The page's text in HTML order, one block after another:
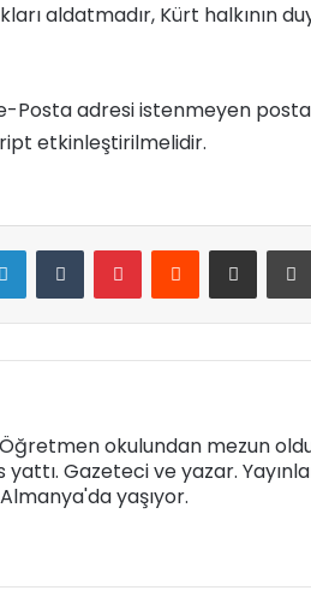
aldatmadır, Kürt halkının
Posta adresi istenmeyen
etkinleştirilmelidir.
LinkedIn
okulundan mezun
Gazeteci ve yazar.
yaşıyor.